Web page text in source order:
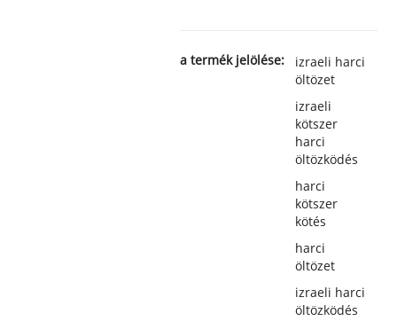
a termék jelölése:
izraeli harci
öltözet
izraeli
kötszer
harci
öltözködés
harci
kötszer
kötés
harci
öltözet
izraeli harci
öltözködés